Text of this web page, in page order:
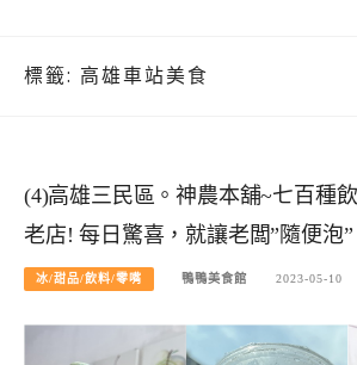
標籤: 高雄車站美食
(4)高雄三民區。神農本舖~七百種
老店! 每日驚喜，就讓老闆”隨便泡”
冰/甜品/飲料/零嘴 鴨鴨美食館 2023-05-10